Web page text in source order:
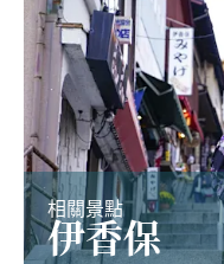
相關景點
伊香保